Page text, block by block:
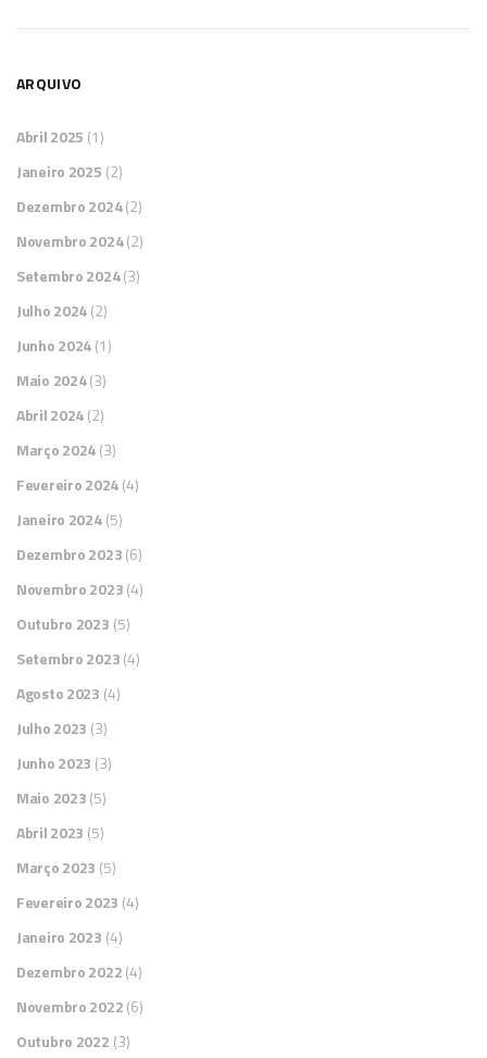
ARQUIVO
Abril 2025 (1)
Janeiro 2025 (2)
Dezembro 2024(2)
Novembro 2024(2)
Setembro 2024(3)
Julho 2024(2)
Junho 2024(1)
Maio 2024(3)
Abril 2024(2)
Março 2024(3)
Fevereiro 2024(4)
Janeiro 2024(5)
Dezembro 2023(6)
Novembro 2023(4)
Outubro 2023 (5)
Setembro 2023(4)
Agosto 2023 (4)
Julho 2023 (3)
Junho 2023 (3)
Maio 2023(5)
Abril 2023 (5)
Março 2023 (5)
Fevereiro 2023 (4)
Janeiro 2023 (4)
Dezembro 2022(4)
Novembro 2022(6)
Outubro 2022 (3)